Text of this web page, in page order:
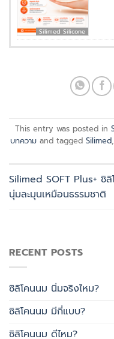
Silimed Silicone
This entry was posted in
บทความand tagged Silimed,
Silimed SOFT Plus+ ซิลิ
นุ่มละมุนเหมือนธรรมชาติ
RECENT POSTS
ซิลิโคนนม นิ่มจริงไหม?
ซิลิโคนนม มีกี่แบบ?
ซิลิโคนนม ดีไหม?